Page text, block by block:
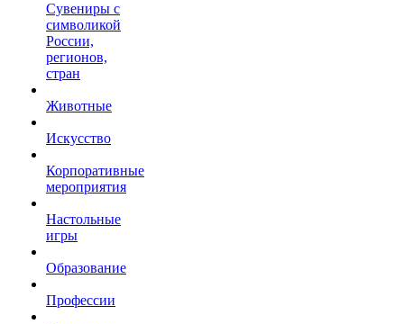
Сувениры с
символикой
России,
регионов,
стран
Животные
Искусство
Корпоративные
мероприятия
Настольные
игры
Образование
Профессии